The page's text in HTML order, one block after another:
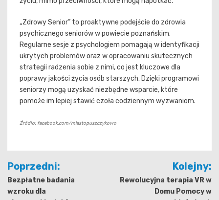
„Zdrowy Senior” to proaktywne podejście do zdrowia
psychicznego seniorów w powiecie poznańskim.
Regularne sesje z psychologiem pomagają w identyfikacji
ukrytych problemów oraz w opracowaniu skutecznych
strategii radzenia sobie z nimi, co jest kluczowe dla
poprawy jakości życia osób starszych. Dzięki programowi
seniorzy mogą uzyskać niezbędne wsparcie, które
pomoże im lepiej stawić czoła codziennym wyzwaniom.
Źródło: facebook.com/miastopuszczykowo
Nawigacja
wpisu
Poprzedni:
Bezpłatne badania
wzroku dla
Kolejny:
Rewolucyjna terapia VR w
Domu Pomocy w